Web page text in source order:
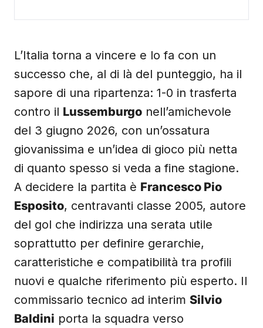
L’Italia torna a vincere e lo fa con un
successo che, al di là del punteggio, ha il
sapore di una ripartenza: 1-0 in trasferta
contro il Lussemburgo nell’amichevole
del 3 giugno 2026, con un’ossatura
giovanissima e un’idea di gioco più netta
di quanto spesso si veda a fine stagione.
A decidere la partita è Francesco Pio
Esposito, centravanti classe 2005, autore
del gol che indirizza una serata utile
soprattutto per definire gerarchie,
caratteristiche e compatibilità tra profili
nuovi e qualche riferimento più esperto. Il
commissario tecnico ad interim Silvio
Baldini porta la squadra verso